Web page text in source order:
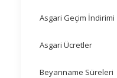
Asgari Geçim İndirimi
Asgari Ücretler
Beyanname Süreleri